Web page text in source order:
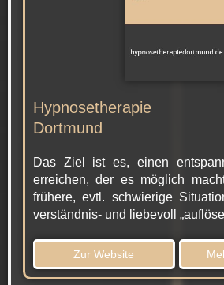
Hypnosetherapie
Dortmund
Das Ziel ist es, einen
erreichen, der es möglich
frühere, evtl. schwierige
verständnis- und liebevoll
Zur Website